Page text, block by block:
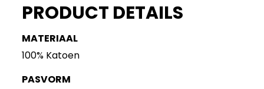
PRODUCT DETAILS
MATERIAAL
100% Katoen
PASVORM